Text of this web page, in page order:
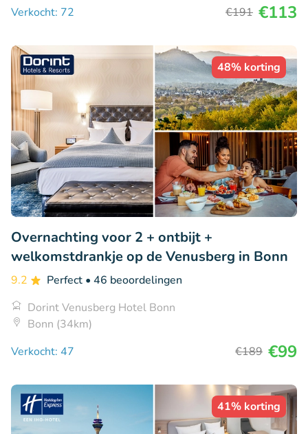
Verkocht: 72
€191 €113
48% korting
Overnachting voor 2 + ontbijt +
welkomstdrankje op de Venusberg in Bonn
9.2 Perfect • 46 beoordelingen
Dorint Venusberg Hotel Bonn
Bonn (34km)
Verkocht: 47
€189 €99
41% korting